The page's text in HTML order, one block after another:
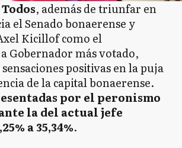
, además de triunfar en
el Senado bonaerense y
Kicillof como el
Gobernador más votado,
positivas en la puja
de la capital bonaerense.
por el peronismo
la del actual jefe
a 35,34%.